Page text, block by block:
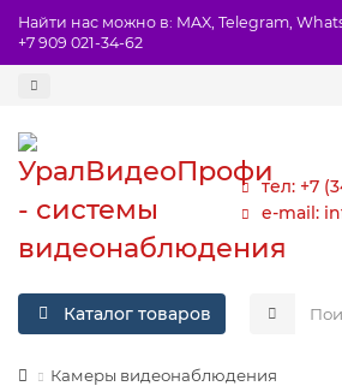
Найти нас можно в: MAX, Telegram,
+7 909 021-34-62
тел: +7
e-mail:
Каталог товаров
Камеры видеонаблюдения